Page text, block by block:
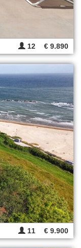
12 € 9.890
11 € 9.900